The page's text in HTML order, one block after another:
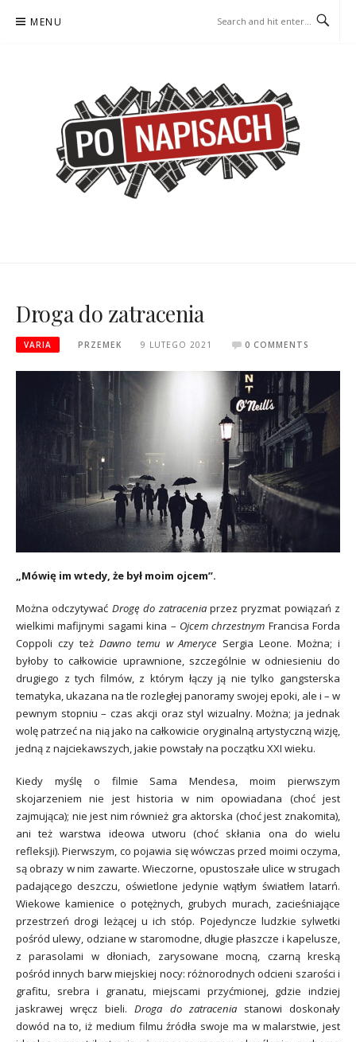
MENU
Droga do zatracenia
VARIA PRZEMEK 9 LUTEGO 2021 0 COMMENTS
„Mówię im wtedy, że był moim ojcem”.
Można odczytywać Drogę do zatraceniaprzez pryzmat powiązań z
wielkimi mafijnymi sagami kina – Ojcem chrzestnym Francisa Forda
Coppoli czy też Dawno temu w Ameryce Sergia Leone. Można; i
byłoby to całkowicie uprawnione, szczególnie w odniesieniu do
drugiego z tych filmów, z którym łączy ją nie tylko gangsterska
tematyka, ukazana na tle rozległej panoramy swojej epoki, ale i – w
pewnym stopniu – czas akcji oraz styl wizualny. Można; ja jednak
wolę patrzeć na nią jako na całkowicie oryginalną artystyczną wizję,
jedną z najciekawszych, jakie powstały na początku XXI wieku.
Kiedy myślę o filmie Sama Mendesa, moim pierwszym
skojarzeniem nie jest historia w nim opowiadana (choć jest
zajmująca); nie jest nim również gra aktorska (choć jest znakomita),
ani też warstwa ideowa utworu (choć skłania ona do wielu
refleksji). Pierwszym, co pojawia się wówczas przed moimi oczyma,
są obrazy w nim zawarte. Wieczorne, opustoszałe ulice w strugach
padającego deszczu, oświetlone jedynie wątłym światłem latarń.
Wiekowe kamienice o potężnych, grubych murach, zacieśniające
przestrzeń drogi leżącej u ich stóp. Pojedyncze ludzkie sylwetki
pośród ulewy, odziane w staromodne, długie płaszcze i kapelusze,
z parasolami w dłoniach, zarysowane mocną, czarną kreską
pośród innych barw miejskiej nocy: różnorodnych odcieni szarości i
grafitu, srebra i granatu, miejscami przyćmionej, gdzie indziej
jaskrawej wręcz bieli.Droga do zatraceniastanowi doskonały
dowód na to, iż medium filmu źródła swoje ma w malarstwie, jest